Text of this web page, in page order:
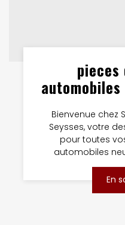
pieces
automobiles
Bienvenue chez
Seysses, votre
pour toutes
automobiles
En